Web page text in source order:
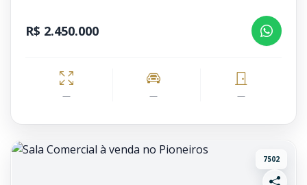
R$ 2.450.000
— — —
7502